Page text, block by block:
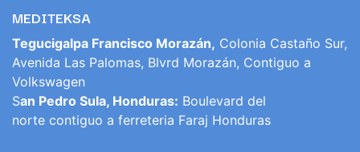
MEDITEKSA
Tegucigalpa Francisco Morazán, Colonia Castaño Sur,
Avenida Las Palomas, Blvrd Morazán, Contiguo a
Volkswagen
San Pedro Sula, Honduras: Boulevard del
norte contiguo a ferreteria Faraj Honduras